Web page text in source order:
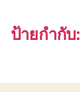
ป้ายกำกับ: